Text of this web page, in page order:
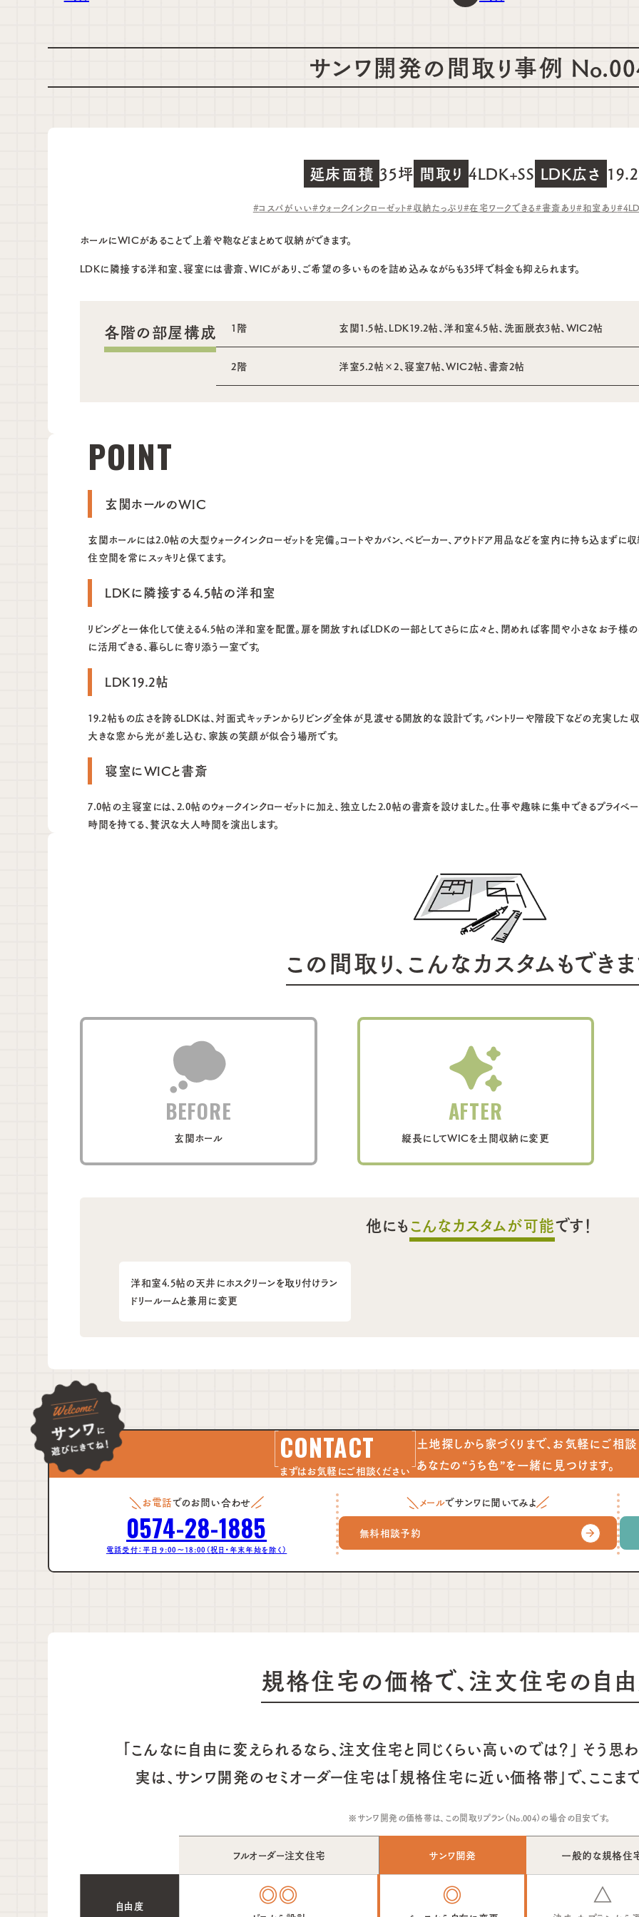
サンワ開発の間取り事例
延床面積 35坪 間取り 4LDK+SS LDK広さ
コスパがいい ウォークインクローゼット 収納たっぷり 在宅ワークできる 書斎あり 和室あり
ホールにWICがあることで上着や鞄などまとめて収納ができます。
LDKに隣接する洋和室、寝室には書斎、WICがあり、ご希望の多いものを詰め込みながらも35坪で料金も抑えられます。
各階の部屋構成 1階 玄関1.5帖、LDK19.2帖、洋和室4.5帖、洗面脱衣3帖、WIC2帖
2階 洋室5.2帖×2、寝室7帖、WIC2帖、書斎2帖
POINT
玄関ホールのWIC
玄関ホールには2.0帖の大型ウォークインクローゼットを完備。コートやカバン、ベビーカー、アウトドア用品などを室内に持ち込まず
住空間を常にスッキリと保てます。
LDKに隣接する4.5帖の洋和室
リビングと一体化して使える4.5帖の洋和室を配置。扉を開放すればLDKの一部としてさらに広々と、閉めれば客間や小さなお子様の
に活用できる、暮らしに寄り添う一室です。
LDK19.2帖
19.2帖もの広さを誇るLDKは、対面式キッチンからリビング全体が見渡せる開放的な設計です。パントリーや階段下などの充実した収
大きな窓から光が差し込む、家族の笑顔が似合う場所です。
寝室にWICと書斎
7.0帖の主寝室には、2.0帖のウォークインクローゼットに加え、独立した2.0帖の書斎を設けました。仕事や趣味に集中できるプライ
時間を持てる、贅沢な大人時間を演出します。
この間取り、こんなカスタムもでき
BEFORE
玄関ホール
AFTER
縦長にしてWICを土間収納に変更
他にもこんなカスタムが可能です！
洋和室4.5帖の天井にホスクリーンを取り付けラン
ドリールームと兼用に変更
CONTACT
まずはお気軽にご相談ください
土地探しから家づくりまで、お気軽にご相談
あなたの“うち色”を一緒に見つけます。
お電話でのお問い合わせ
0574-28-1885
電話受付：平日 9:00～18:00 （祝日・年末年始を除く）
メールでサンワに聞いてみよ
無料相談予約
規格住宅の価格で、注文住宅の自由
「こんなに自由に変えられるなら、注文住宅と同じくらい高いのでは？」 そう思
実は、サンワ開発のセミオーダー住宅は「規格住宅に近い価格帯」で、ここま
サンワ開発の価格帯は、この間取りプラン（No.004）の場合の目安です。
フルオーダー注文住宅 サンワ開発 一般的な規格住
自由度 ◎◎ ◎ △